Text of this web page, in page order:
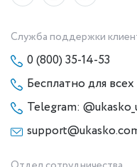
Служба поддержки
0 (800) 35-14-53
Бесплатно для
Telegram: